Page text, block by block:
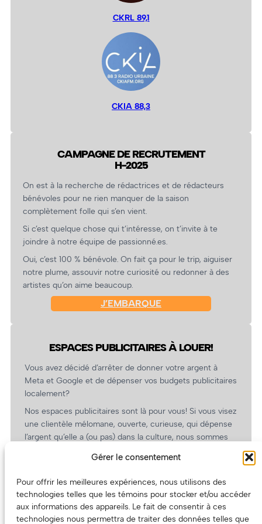
Gérer le consentement
Pour offrir les meilleures expériences, nous utilisons des
technologies telles que les témoins pour stocker et/ou accéder
aux informations des appareils. Le fait de consentir à ces
technologies nous permettra de traiter des données telles que
CKRL 89,1
CKIA 88,3
CAMPAGNE DE RECRUTEMENT
H-2025
On est à la recherche de rédactrices et de rédacteurs
bénévoles pour ne rien manquer de la saison
complètement folle qui s’en vient.
Si c’est quelque chose qui t’intéresse, on t’invite à te
joindre à notre équipe de passionné.es.
Oui, c’est 100 % bénévole. On fait ça pour le trip, aiguiser
notre plume, assouvir notre curiosité ou redonner à des
artistes qu’on aime beaucoup.
J’EMBARQUE
ESPACES PUBLICITAIRES À LOUER!
Vous avez décidé d’arrêter de donner votre argent à
Meta et Google et de dépenser vos budgets publicitaires
localement?
Nos espaces publicitaires sont là pour vous! Si vous visez
une clientèle mélomane, ouverte, curieuse, qui dépense
l’argent qu’elle a (ou pas) dans la culture, nous sommes
revient.
(Oui, on va avoir des tarifs spéciaux pour vous, les
artistes!)